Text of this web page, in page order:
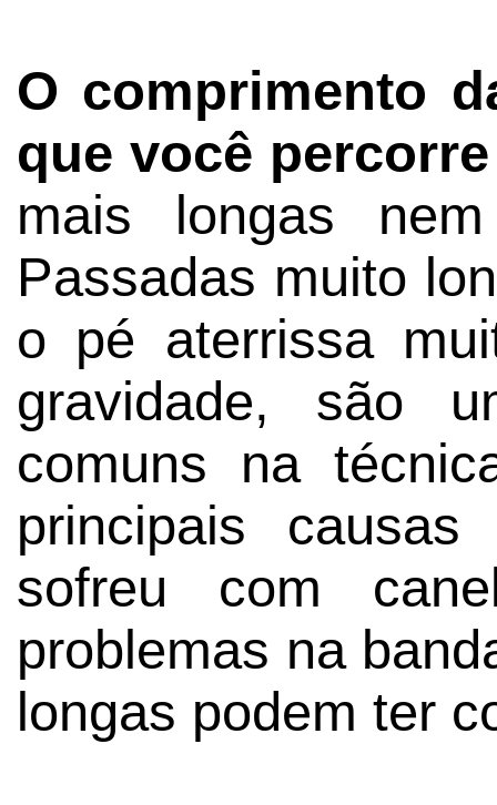
O comprimento
que você
mais longas
Passadas muito
o pé aterrissa
gravidade, são
comuns na
principais
sofreu com
problemas na
longas podem ter